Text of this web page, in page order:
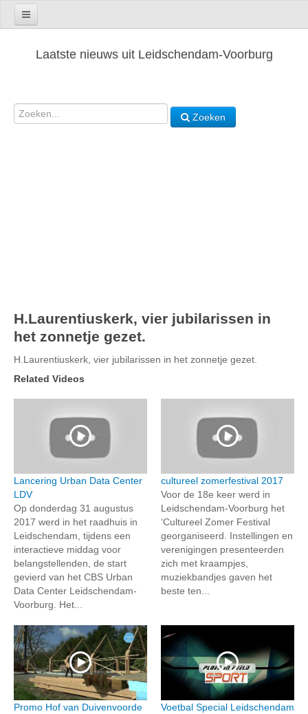
Laatste nieuws uit Leidschendam-Voorburg
Zoeken
H.Laurentiuskerk, vier jubilarissen in
het zonnetje gezet.
H.Laurentiuskerk, vier jubilarissen in het zonnetje gezet.
Related Videos
Lancering Urban Data Center
LDV
Op donderdag 31 augustus
2017 werd in het raadhuis in
Leidschendam, tijdens een
interactieve middag voor
belangstellenden, de start
gevierd van het CBS Urban
Data Center Leidschendam-
Voorburg. Het...
cultureel zomerfestival 2017
Voor de 18e keer werd in
Leidschendam-Voorburg het
‘Cultureel Zomer Festival
georganiseerd. Instellingen en
verenigingen presenteerden
zich met kraampjes,
muziekbandjes gaven het
beste ten...
Promo Hof van Duivenvoorde
Voetbal Special Leidschendam